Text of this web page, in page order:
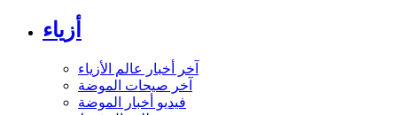
أزياء
آخر أخبار عالم الأزياء
آخر صيحات الموضة
فيديو أخبار الموضة